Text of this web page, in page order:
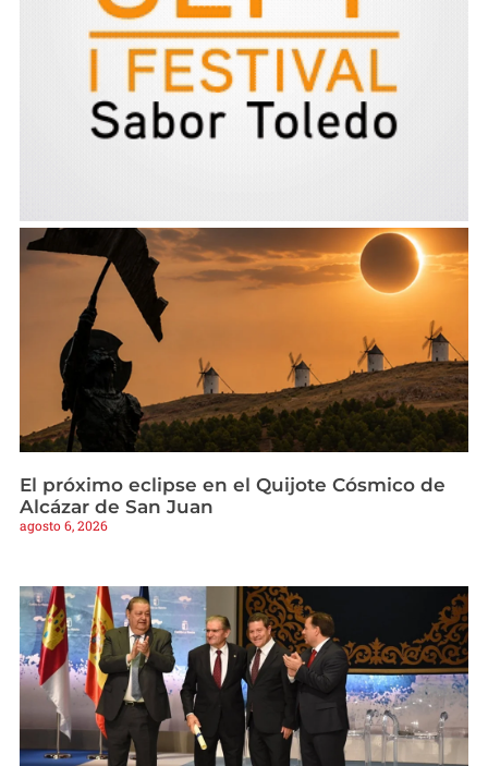
El próximo eclipse en el Quijote Cósmico de
Alcázar de San Juan
agosto 6, 2026